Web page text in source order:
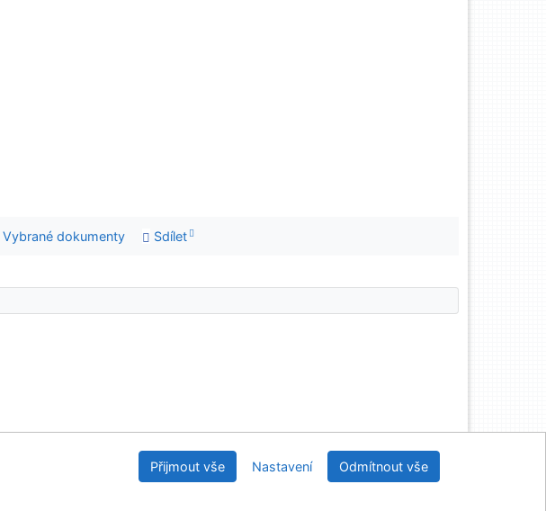
Vybrané dokumenty Sdílet
Vědecká knihovna UJEP
Přijmout vše Nastavení Odmítnout vše